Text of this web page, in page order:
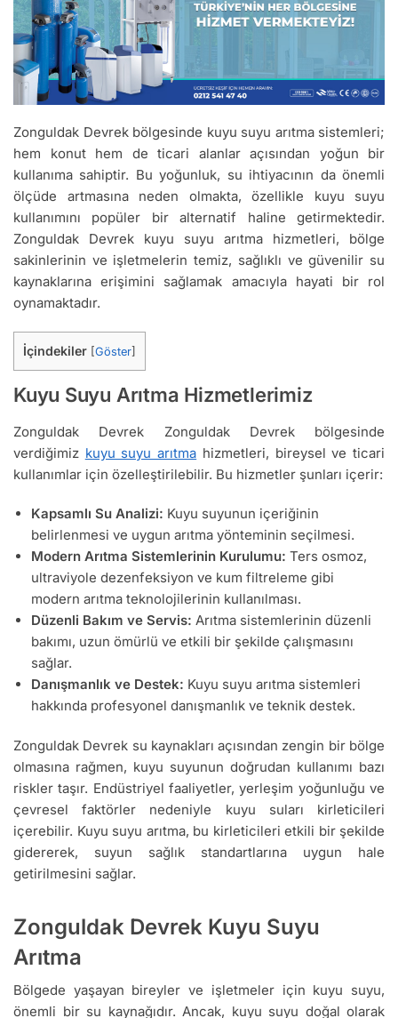
Zonguldak Devrek bölgesinde kuyu suyu arıtma sistemleri;
hem konut hem de ticari alanlar açısından yoğun bir
kullanıma sahiptir. Bu yoğunluk, su ihtiyacının da önemli
ölçüde artmasına neden olmakta, özellikle kuyu suyu
kullanımını popüler bir alternatif haline getirmektedir.
Zonguldak Devrek kuyu suyu arıtma hizmetleri, bölge
sakinlerinin ve işletmelerin temiz, sağlıklı ve güvenilir su
kaynaklarına erişimini sağlamak amacıyla hayati bir rol
oynamaktadır.
İçindekiler Göster
Kuyu Suyu Arıtma Hizmetlerimiz
Zonguldak Devrek Zonguldak Devrek bölgesinde
verdiğimiz kuyu suyu arıtma hizmetleri, bireysel ve ticari
kullanımlar için özelleştirilebilir. Bu hizmetler şunları içerir:
Kapsamlı Su Analizi: Kuyu suyunun içeriğinin
belirlenmesi ve uygun arıtma yönteminin seçilmesi.
Modern Arıtma Sistemlerinin Kurulumu: Ters osmoz,
ultraviyole dezenfeksiyon ve kum filtreleme gibi
modern arıtma teknolojilerinin kullanılması.
Düzenli Bakım ve Servis: Arıtma sistemlerinin düzenli
bakımı, uzun ömürlü ve etkili bir şekilde çalışmasını
sağlar.
Danışmanlık ve Destek: Kuyu suyu arıtma sistemleri
hakkında profesyonel danışmanlık ve teknik destek.
Zonguldak Devrek su kaynakları açısından zengin bir bölge
olmasına rağmen, kuyu suyunun doğrudan kullanımı bazı
riskler taşır. Endüstriyel faaliyetler, yerleşim yoğunluğu ve
çevresel faktörler nedeniyle kuyu suları kirleticileri
içerebilir. Kuyu suyu arıtma, bu kirleticileri etkili bir şekilde
gidererek, suyun sağlık standartlarına uygun hale
getirilmesini sağlar.
Zonguldak Devrek Kuyu Suyu
Arıtma
Bölgede yaşayan bireyler ve işletmeler için kuyu suyu,
önemli bir su kaynağıdır. Ancak, kuyu suyu doğal olarak